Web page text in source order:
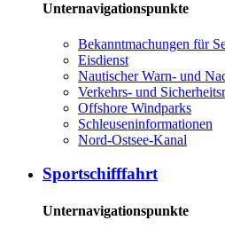
Unternavigationspunkte
Bekanntmachungen für
Eisdienst
Nautischer Warn- und
Verkehrs- und
Offshore Windparks
Schleuseninformationen
Nord-Ostsee-Kanal
Sportschifffahrt
Unternavigationspunkte